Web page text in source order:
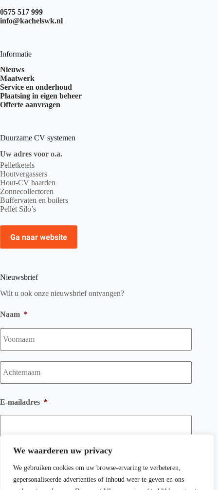
We waarderen uw privacy
We gebruiken cookies om uw browse-ervaring te verbeteren,
gepersonaliseerde advertenties of inhoud weer te geven en ons
0575 517 999
info@kachelswk.nl
Informatie
Nieuws
Maatwerk
Service en onderhoud
Plaatsing in eigen beheer
Offerte aanvragen
Duurzame CV systemen
Uw adres voor o.a.
Pelletketels
Houtvergassers
Hout-CV haarden
Zonnecollectoren
Buffervaten en boilers
Pellet Silo’s
Ga naar website
Nieuwsbrief
Wilt u ook onze nieuwsbrief ontvangen?
Naam *
E-mailadres *